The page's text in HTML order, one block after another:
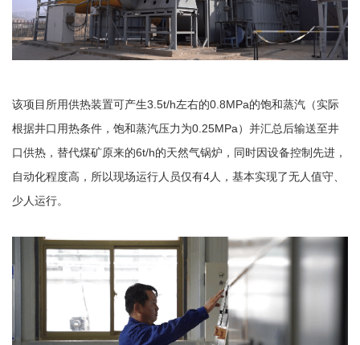
该项目所用供热装置可产生3.5t/h左右的0.8MPa的饱和蒸汽（实际
根据井口用热条件，饱和蒸汽压力为0.25MPa）并汇总后输送至井
口供热，替代煤矿原来的6t/h的天然气锅炉，同时因设备控制先进，
自动化程度高，所以现场运行人员仅有4人，基本实现了无人值守、
少人运行。